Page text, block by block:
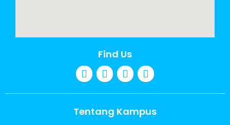
Find Us
Tentang Kampus